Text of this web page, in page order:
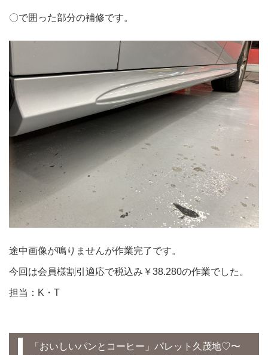
〇で囲った部分の補修です。
途中画像が鳴りませんが作業完了です。
今回は会員様割引適応で税込み￥38.280の作業でした。
担当：K・T
「おいしいパンとコーヒー」パレット久茂地♡〜